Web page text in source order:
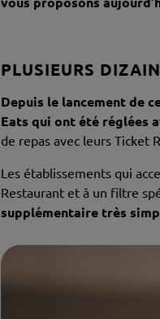
PLUSIEURS
Depuis le lancement de
Eats qui ont été réglées
de repas avec leurs Ticket
Les établissements qui
Restaurant et à un filtre
supplémentaire très